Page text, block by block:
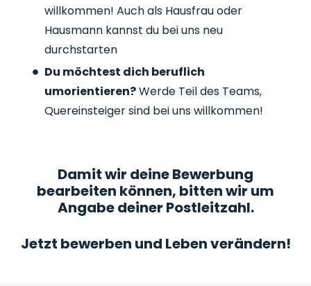
willkommen! Auch als Hausfrau oder
Hausmann kannst du bei uns neu
durchstarten
Du möchtest dich beruflich
umorientieren?Werde Teil des Teams,
Quereinsteiger sind bei uns willkommen!
Damit wir deine Bewerbung
bearbeiten können, bitten wir um
Angabe deiner Postleitzahl.
Jetzt bewerben und Leben verändern!